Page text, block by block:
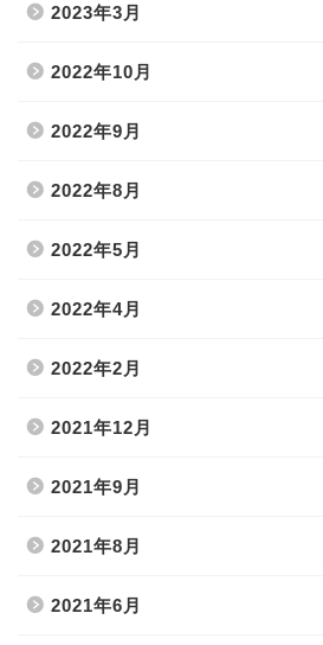
2023年3月
2022年10月
2022年9月
2022年8月
2022年5月
2022年4月
2022年2月
2021年12月
2021年9月
2021年8月
2021年6月